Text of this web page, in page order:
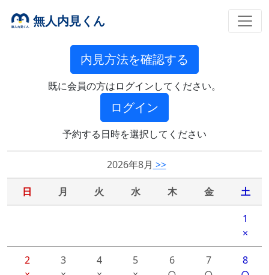
無人内見くん
内見方法を確認する
既に会員の方はログインしてください。
ログイン
予約する日時を選択してください
2026年8月 >>
日 月 火 水 木 金 土
1
×
2
3
4
5
6
7
8